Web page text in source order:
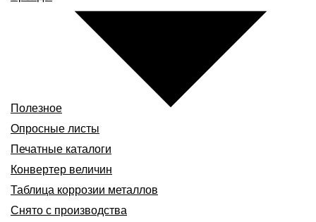
Полезное
Опросные листы
Печатные каталоги
Конвертер величин
Таблица коррозии металлов
Снято с производства